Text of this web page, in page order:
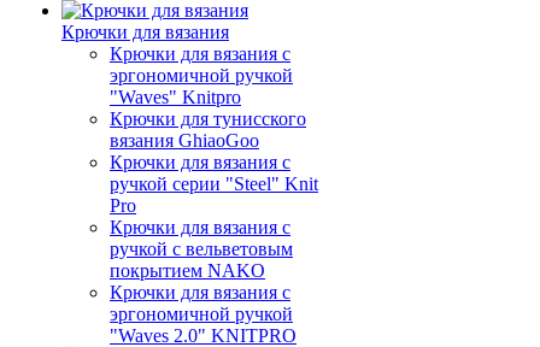
Крючки для вязания
Крючки для вязания с
эргономичной ручкой
"Waves" Knitpro
Крючки для тунисского
вязания GhiaoGoo
Крючки для вязания с
ручкой серии "Steel" Knit
Pro
Крючки для вязания с
ручкой с вельветовым
покрытием NAKO
Крючки для вязания с
эргономичной ручкой
"Waves 2.0" KNITPRO